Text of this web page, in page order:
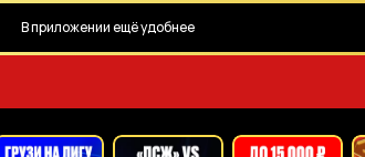
В приложении ещё удобнее